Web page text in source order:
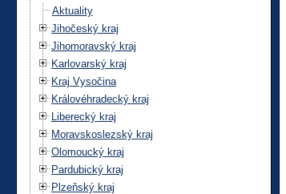
Aktuality
Jihočeský kraj
Jihomoravský kraj
Karlovarský kraj
Kraj Vysočina
Královéhradecký kraj
Liberecký kraj
Moravskoslezský kraj
Olomoucký kraj
Pardubický kraj
Plzeňský kraj